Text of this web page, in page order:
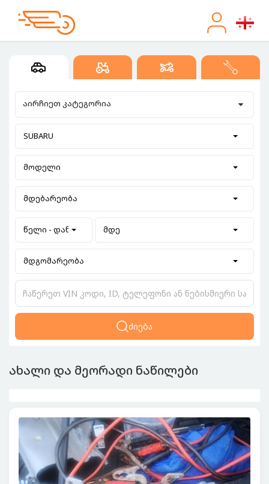
აირჩიეთ კატეგორია
SUBARU
მოდელი
მდებარეობა
წელი - დან მდე
მდგომარეობა
ძიება
ახალი და მეორადი ნაწილები